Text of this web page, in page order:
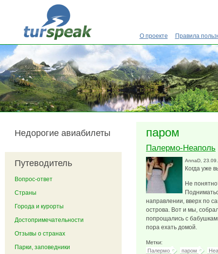
Перейти к основному содержанию
О проекте Правила
паром
Палермо-Неаполь
AnnaD ,
Когда уже
Не
направлении, вверх по
острова. Вот и мы,
попрощались с
пора ехать домой.
Метки:
Палермо
паром
Недорогие авиабилеты
Путеводитель
Вопрос-ответ
Страны
Города и курорты
Достопримечательности
Отзывы о странах
Парки, заповедники